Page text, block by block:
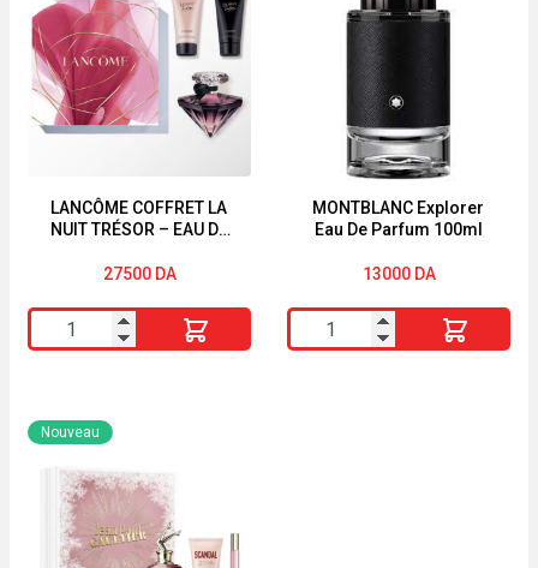
Mademoiselle
Couture
in
Love
de
4,5mlLANCÔME COFFRET LA
NUIT TRÉSOR – EAU DE
27500 DA
quantité
de
COFFRET
LA
NUIT
TRÉSOR
MONTBLANC Explorer
Eau De Parfum 100ml
13000 DA
quantité
de
Nouveau